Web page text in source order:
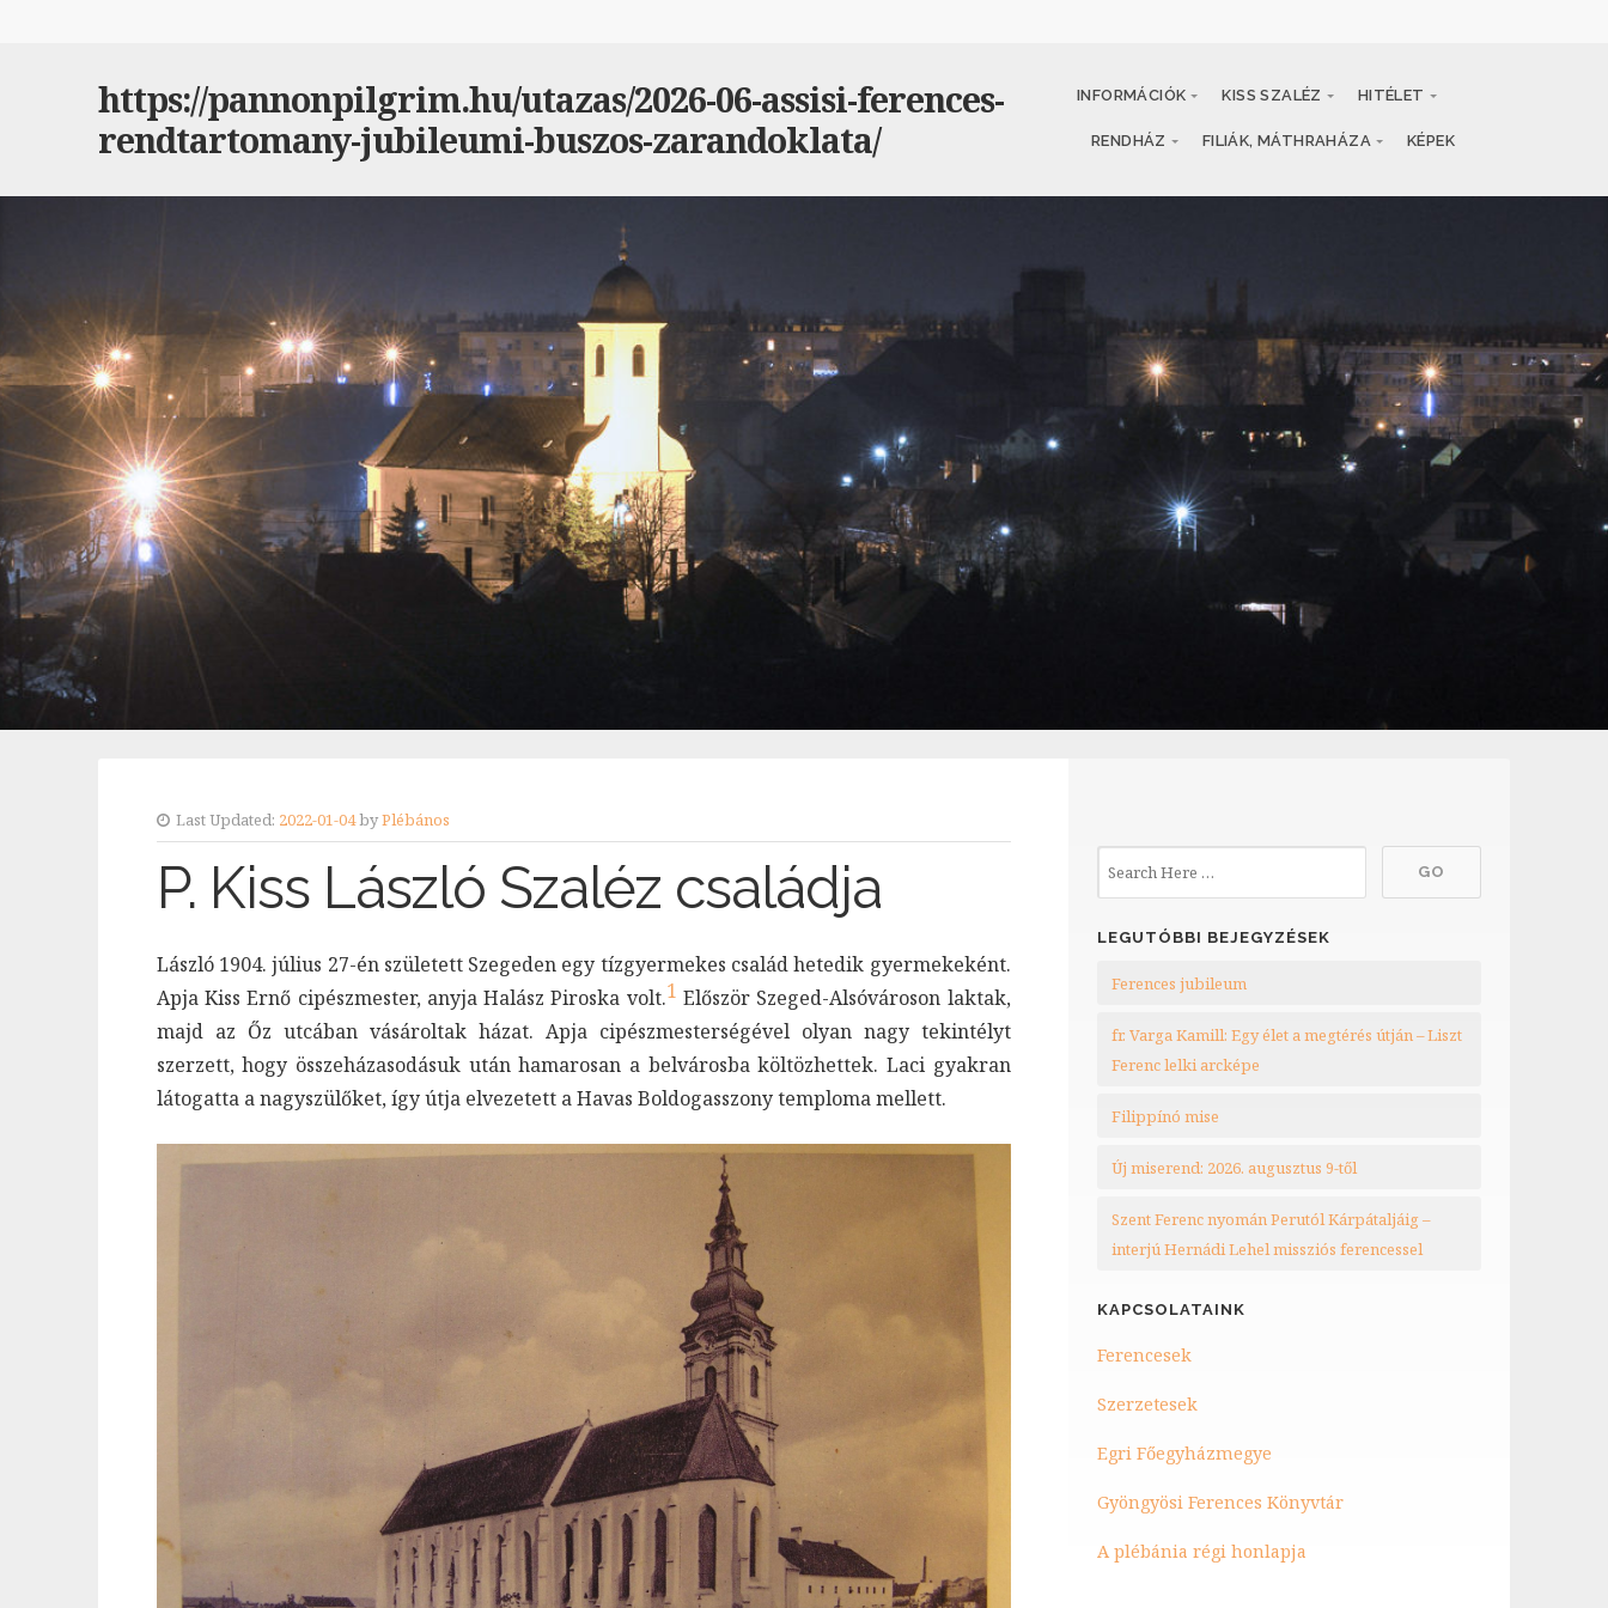
https://pannonpilgrim.hu/utazas/2026-06-assisi-ferences-
rendtartomany-jubileumi-buszos-zarandoklata/
INFORMÁCIÓK KISS SZALÉZ HITÉLET
RENDHÁZ FILIÁK, MÁTHRAHÁZA KÉPEK
Last Updated: 2022-01-04byPlébános
P. Kiss László Szaléz családja
László 1904. július 27-én született Szegeden egy tízgyermekes családhetedik gyermekeként.
Apja Kiss Ernő cipészmester, anyja Halász Piroska volt.1 Először Szeged-Alsóvároson laktak,
majd az Őz utcában vásároltak házat. Apjacipészmesterségével olyan nagy tekintélyt
szerzett, hogy összeházasodásuk után hamarosan a belvárosba költözhettek. Laci gyakran
látogatta a nagyszülőket, így útja elvezetett a Havas Boldogasszony temploma mellett.
LEGUTÓBBI BEJEGYZÉSEK
Ferences jubileum
fr. Varga Kamill: Egy élet a megtérés útján – Liszt
Ferenc lelki arcképe
Filippínó mise
Új miserend: 2026. augusztus 9-től
Szent Ferenc nyomán Perutól Kárpátaljáig –
interjú Hernádi Lehel missziós ferencessel
KAPCSOLATAINK
Ferencesek
Szerzetesek
Egri Főegyházmegye
Gyöngyösi Ferences Könyvtár
A plébánia régi honlapja